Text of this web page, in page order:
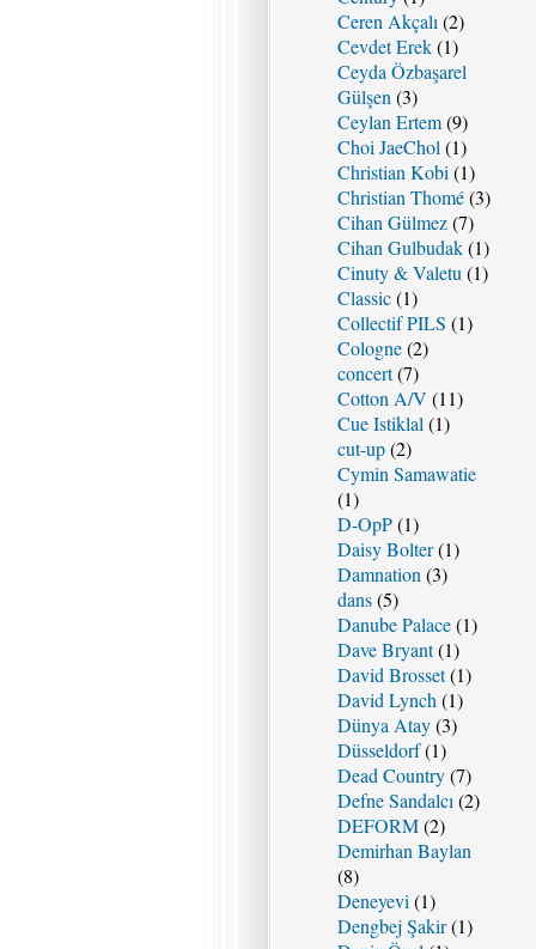
Ceren Akçalı (2)
Cevdet Erek(1)
Ceyda Özbaşarel
Gülşen (3)
Ceylan Ertem(9)
Choi JaeChol (1)
Christian Kobi (1)
Christian Thomé(3)
Cihan Gülmez(7)
Cihan Gulbudak(1)
Cinuty & Valetu (1)
Classic(1)
Collectif PILS (1)
Cologne(2)
concert(7)
Cotton A/V (11)
Cue Istiklal (1)
cut-up(2)
Cymin Samawatie
(1)
D-OpP(1)
Daisy Bolter(1)
Damnation (3)
dans(5)
Danube Palace(1)
Dave Bryant(1)
David Brosset(1)
David Lynch (1)
Dünya Atay(3)
Düsseldorf(1)
Dead Country(7)
Defne Sandalcı (2)
DEFORM(2)
Demirhan Baylan
(8)
Deneyevi (1)
Dengbej Şakir(1)